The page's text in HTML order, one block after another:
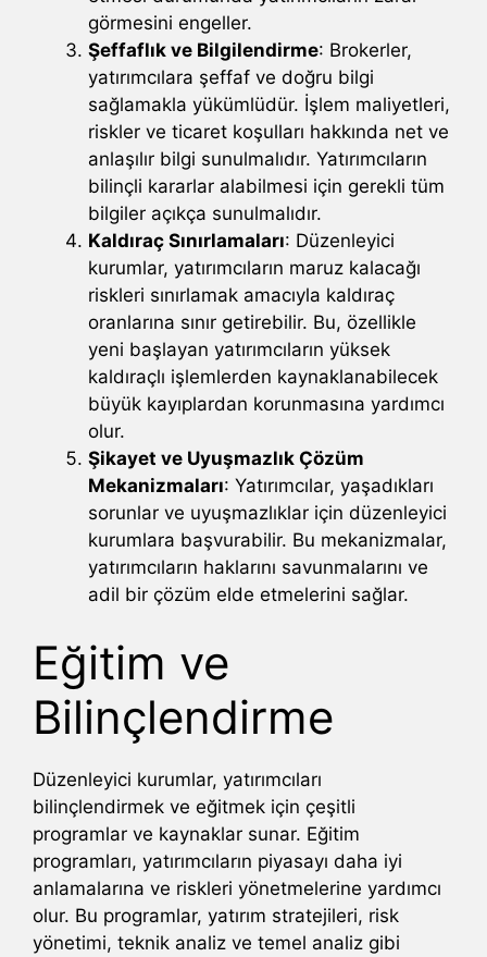
görmesini engeller.
Şeffaflık ve Bilgilendirme: Brokerler,
yatırımcılara şeffaf ve doğru bilgi
sağlamakla yükümlüdür. İşlem maliyetleri,
riskler ve ticaret koşulları hakkında net ve
anlaşılır bilgi sunulmalıdır. Yatırımcıların
bilinçli kararlar alabilmesi için gerekli tüm
bilgiler açıkça sunulmalıdır.
Kaldıraç Sınırlamaları: Düzenleyici
kurumlar, yatırımcıların maruz kalacağı
riskleri sınırlamak amacıyla kaldıraç
oranlarına sınır getirebilir. Bu, özellikle
yeni başlayan yatırımcıların yüksek
kaldıraçlı işlemlerden kaynaklanabilecek
büyük kayıplardan korunmasına yardımcı
olur.
Şikayet ve Uyuşmazlık Çözüm
Mekanizmaları: Yatırımcılar, yaşadıkları
sorunlar ve uyuşmazlıklar için düzenleyici
kurumlara başvurabilir. Bu mekanizmalar,
yatırımcıların haklarını savunmalarını ve
adil bir çözüm elde etmelerini sağlar.
Eğitim ve
Bilinçlendirme
Düzenleyici kurumlar, yatırımcıları
bilinçlendirmek ve eğitmek için çeşitli
programlar ve kaynaklar sunar. Eğitim
programları, yatırımcıların piyasayı daha iyi
anlamalarına ve riskleri yönetmelerine yardımcı
olur. Bu programlar, yatırım stratejileri, risk
yönetimi, teknik analiz ve temel analiz gibi